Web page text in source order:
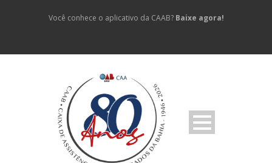
Você conhece o aplicativo da CAAB? Baixe agora!